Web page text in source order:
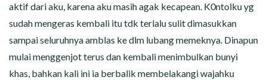
aktif dari aku, karena aku masih agak kecapean. K0ntolku yg
sudah mengeras kembali itu tdk terlalu sulit dimasukkan
sampai seluruhnya amblas ke dlm lubang memeknya. Dinapun
mulai menggenjot terus dan kembali menimbulkan bunyi
khas, bahkan kali ini ia berbalik membelakangi wajahku